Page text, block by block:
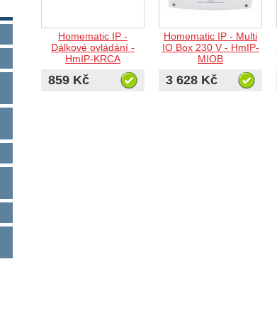
Homematic IP -
Dálkové ovládání -
HmIP-KRCA
859 Kč
Homematic IP - Multi
IO Box 230 V - HmIP-
MIOB
3 628 Kč